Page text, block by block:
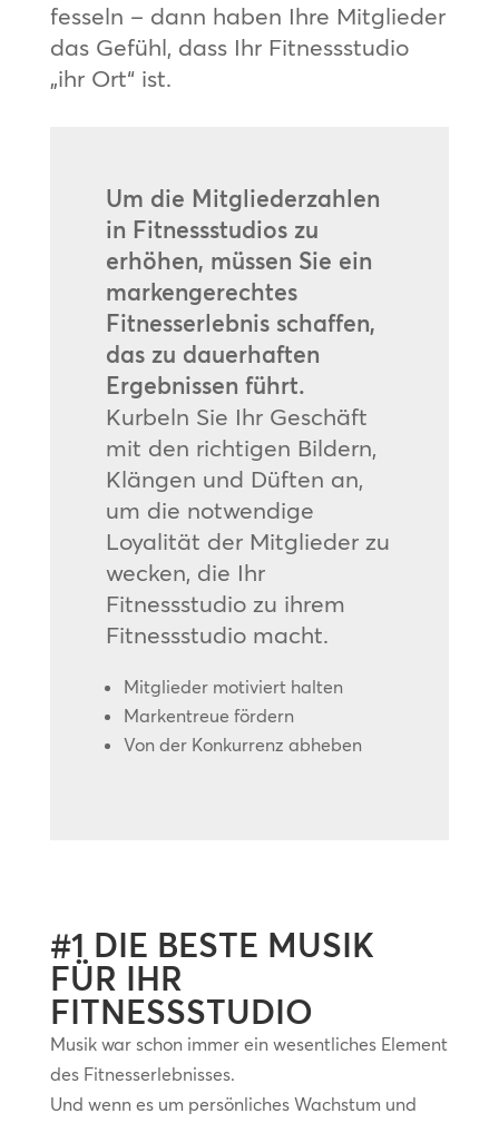
fesseln – dann haben Ihre Mitglieder
das Gefühl, dass Ihr Fitnessstudio
„ihr Ort“ ist.
Um die Mitgliederzahlen
in Fitnessstudios zu
erhöhen, müssen Sie ein
markengerechtes
Fitnesserlebnis schaffen,
das zu dauerhaften
Ergebnissen führt.
Kurbeln Sie Ihr Geschäft
mit den richtigen Bildern,
Klängen und Düften an,
um die notwendige
Loyalität der Mitglieder zu
wecken, die Ihr
Fitnessstudio zu ihrem
Fitnessstudio macht.
Mitglieder motiviert halten
Markentreue fördern
Von der Konkurrenz abheben
#1 DIE BESTE MUSIK
FÜR IHR
FITNESSSTUDIO
Musik war schon immer ein wesentliches Element
des Fitnesserlebnisses.
Und wenn es um persönliches Wachstum und